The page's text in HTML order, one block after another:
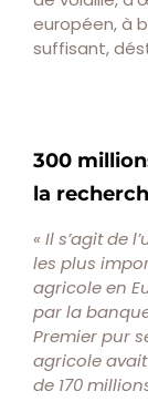
européen, à
suffisant,
300
la
« Il s’agit de
les plus
agricole en
par la
Premier pur
agricole
de 170